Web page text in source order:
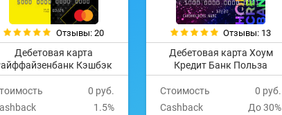
Отзывы: 20
Дебетовая карта
Кэшбэк
0 руб.
1.5%
Отзывы: 13
Дебетовая карта Хоум
Кредит Банк Польза
Стоимость
0 руб.
Cashback
До 30%